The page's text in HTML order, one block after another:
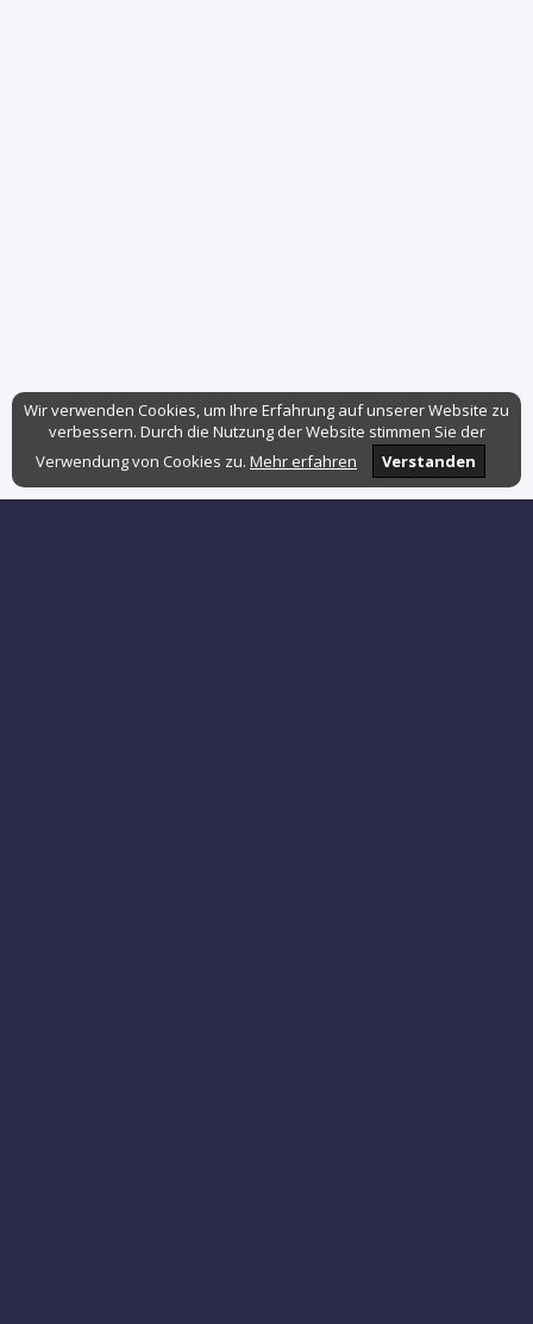
Wir verwenden Cookies, um Ihre Erfahrung auf unserer Website zu
verbessern. Durch die Nutzung der Website stimmen Sie der
Verwendung von Cookies zu. Mehr erfahren Verstanden